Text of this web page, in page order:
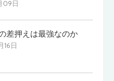
09日
差押えは最強なのか
16日